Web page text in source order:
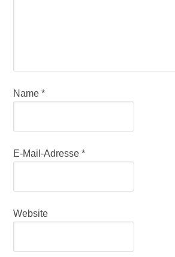
Name*
E-Mail-Adresse*
Website